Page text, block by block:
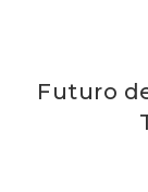
Futuro